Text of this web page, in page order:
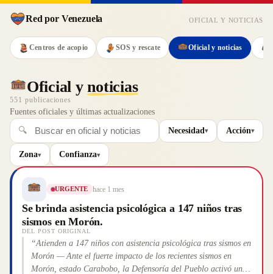
Red por Venezuela OFICIAL Y NOTICIAS
Centros de acopio SOS y rescate Oficial y noticias
Oficial y noticias
551 publicaciones
Fuentes oficiales y últimas actualizaciones
🔍 Necesidad▾ Acción▾
Zona▾ Confianza▾
URGENTE hace 1 mes
Se brinda asistencia psicológica a 147 niños tras
sismos en Morón.
DEL POST ORIGINAL
“Atienden a 147 niños con asistencia psicológica tras sismos en
Morón — Ante el fuerte impacto de los recientes sismos en
Morón, estado Carabobo, la Defensoría del Pueblo activó una